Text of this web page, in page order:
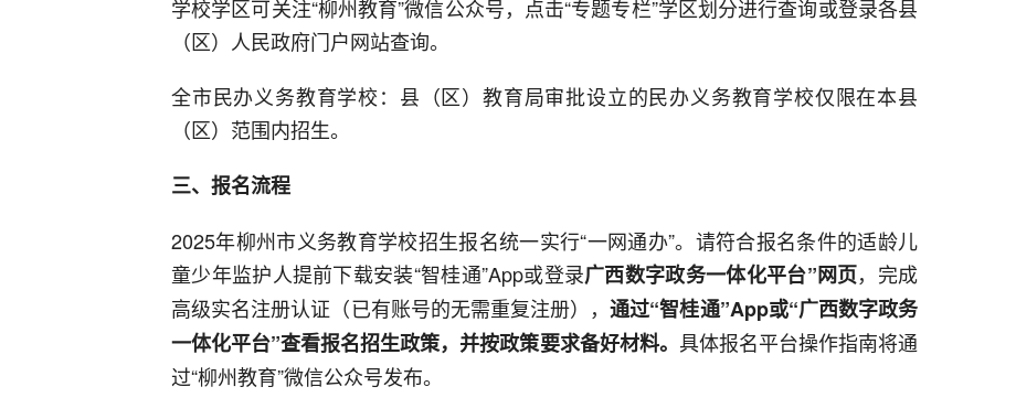
学校学区可关注“柳州教育”微信公众号，点击“专题专栏”学区划分进行查询或登录各县
（区）人民政府门户网站查询。
全市民办义务教育学校：县（区）教育局审批设立的民办义务教育学校仅限在本县
（区）范围内招生。
三、报名流程
2025年柳州市义务教育学校招生报名统一实行“一网通办”。请符合报名条件的适龄儿
童少年监护人提前下载安装“智桂通”App或登录广西数字政务一体化平台”网页，完成
高级实名注册认证（已有账号的无需重复注册），通过“智桂通”App或“广西数字政务
一体化平台”查看报名招生政策，并按政策要求备好材料。 具体报名平台操作指南将通
过“柳州教育”微信公众号发布。